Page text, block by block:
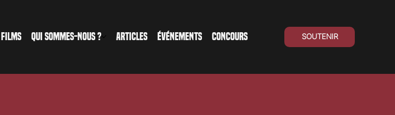
FILMS QUI SOMMES-NOUS ? ARTICLES ÉVÉNEMENTS CONCOURS SOUTENIR